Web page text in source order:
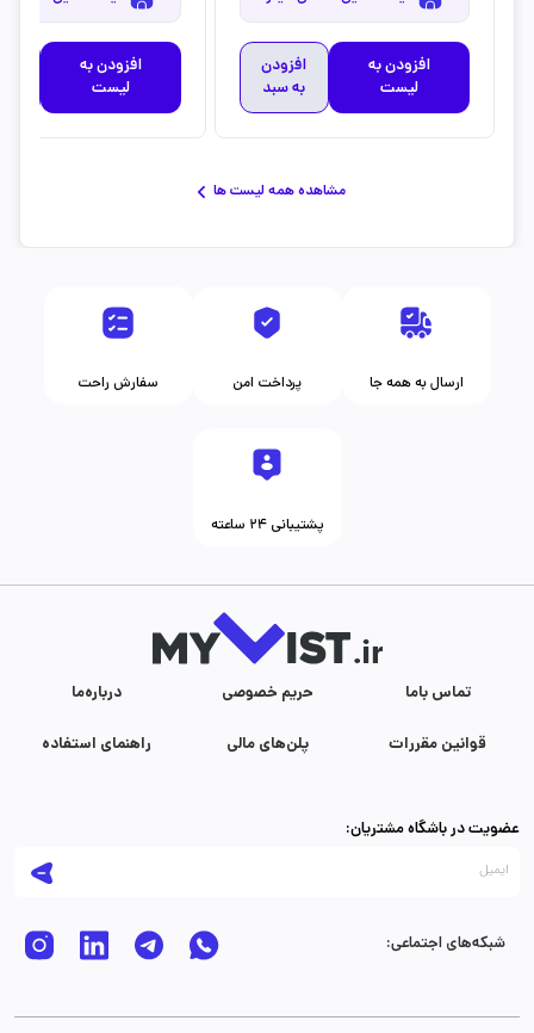
افزودن به
لیست
افزودن
به سبد
افزودن به
لیست
مشاهده همه لیست ها
سفارش راحت پرداخت امن ارسال به همه جا
پشتیبانی ۲۴ ساعته
درباره‌ما حریم خصوصی تماس با‌ما
راهنمای استفاده پلن‌های مالی قوانین مقررات
عضویت در باشگاه مشتریان:
شبکه‌های اجتماعی: